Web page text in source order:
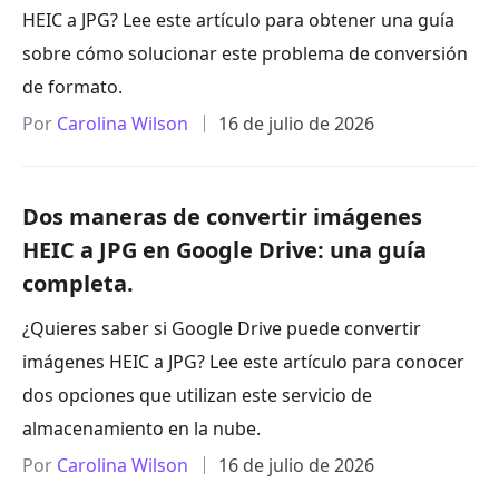
HEIC a JPG? Lee este artículo para obtener una guía
sobre cómo solucionar este problema de conversión
de formato.
Por Carolina Wilson 16 de julio de 2026
Dos maneras de convertir imágenes
HEIC a JPG en Google Drive: una guía
completa.
¿Quieres saber si Google Drive puede convertir
imágenes HEIC a JPG? Lee este artículo para conocer
dos opciones que utilizan este servicio de
almacenamiento en la nube.
Por Carolina Wilson 16 de julio de 2026